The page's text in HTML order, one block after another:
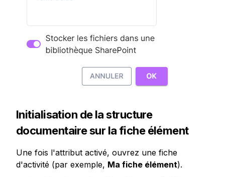
Initialisation de la structure
documentaire sur la fiche élément
Une fois l'attribut activé, ouvrez une fiche
d'activité (par exemple, Ma fiche élément).